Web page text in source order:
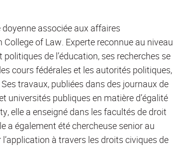
associée aux affaires
of Law. Experte reconnue au niveau
de l’éducation, ses recherches se
cours fédérales et les autorités politiques,
travaux, publiées dans des journaux de
universités publiques en matière d’égalité
elle a enseigné dans les facultés de droit
a également été chercheuse senior au
à travers les droits civiques de